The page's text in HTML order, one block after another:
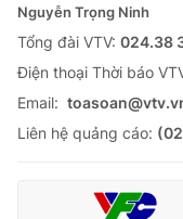
Nguyễn Trọng Ninh
Tổng đài VTV: 024.38
Ðiện thoại Thời báo
Email:
Liên hệ quảng cáo: